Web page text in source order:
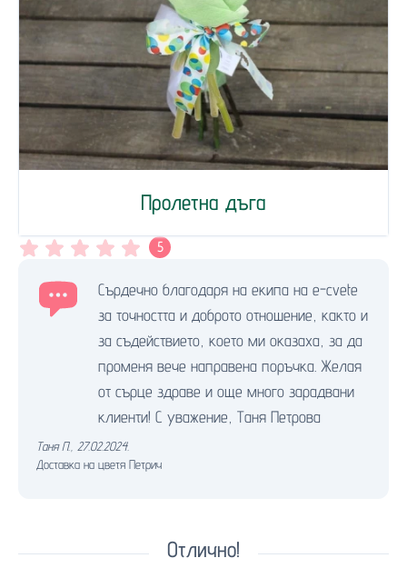
Пролетна дъга
5
Сърдечно благодаря на екипа на e-cvete
за точността и доброто отношение, както и
за съдействието, което ми оказаха, за да
променя вече направена поръчка. Желая
от сърце здраве и още много зарадвани
клиенти! С уважение, Таня Петрова
Таня П. 27.02.2024.
Доставка на цветя Петрич
Отлично!